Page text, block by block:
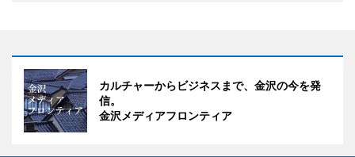
カルチャーからビジネスまで、金沢の今を発
信。
金沢メディアフロンティア